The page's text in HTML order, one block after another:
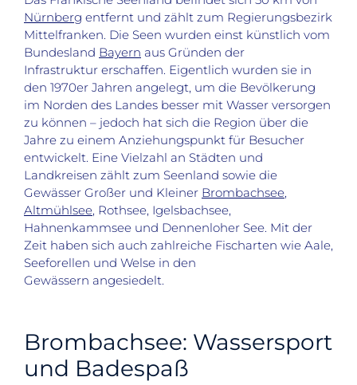
Nürnberg entfernt und zählt zum Regierungsbezirk
Mittelfranken. Die Seen wurden einst künstlich vom
Bundesland Bayern aus Gründen der
Infrastruktur erschaffen. Eigentlich wurden sie in
den 1970er Jahren angelegt, um die Bevölkerung
im Norden des Landes besser mit Wasser versorgen
zu können – jedoch hat sich die Region über die
Jahre zu einem Anziehungspunkt für Besucher
entwickelt. Eine Vielzahl an Städten und
Landkreisen zählt zum Seenland sowie die
Gewässer Großer und Kleiner Brombachsee,
Altmühlsee, Rothsee, Igelsbachsee,
Hahnenkammsee und Dennenloher See. Mit der
Zeit haben sich auch zahlreiche Fischarten wie Aale,
Seeforellen und Welse in den
Gewässern angesiedelt.
Brombachsee: Wassersport
und Badespaß